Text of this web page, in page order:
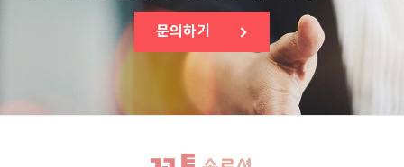
문의하기